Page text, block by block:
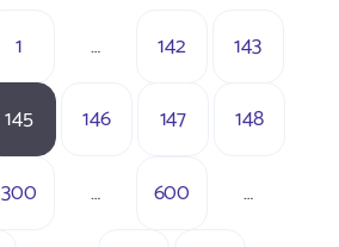
1 … 142 143
145 146 147 148
300 … 600 …